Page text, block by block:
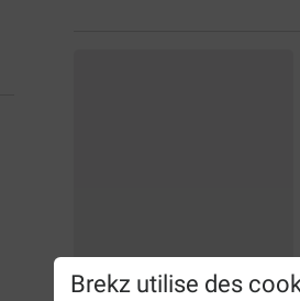
Brekz utilise des